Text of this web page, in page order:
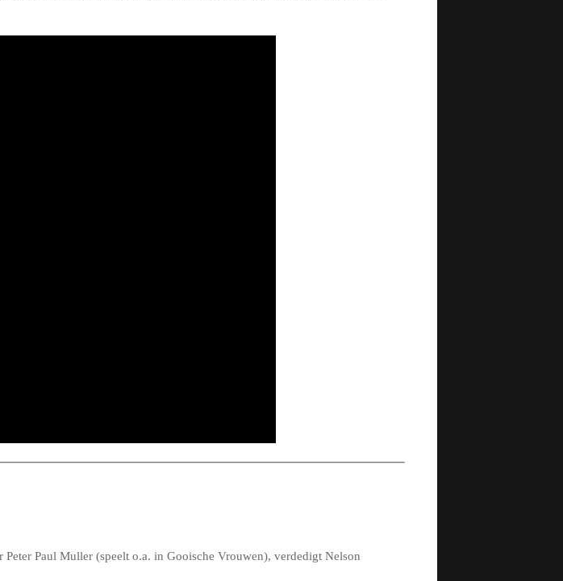
Paul Muller (speelt o.a. in Gooische Vrouwen), verdedigt Nelson